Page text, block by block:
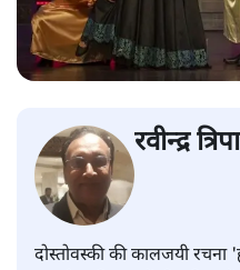
रवीन्द्र
दोस्तोवस्की की कालजयी रचना